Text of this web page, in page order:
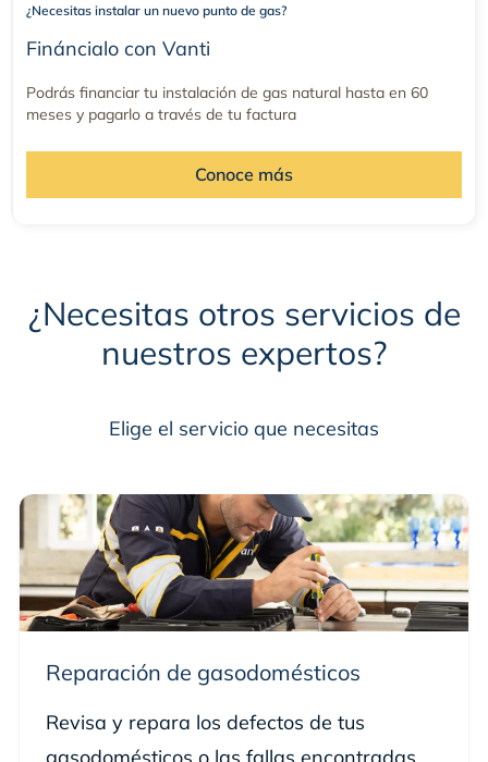
¿Necesitas instalar un nuevo punto de gas?
Fináncialo con Vanti
Podrás financiar tu instalación de gas natural hasta en 60
meses y pagarlo a través de tu factura
Conoce más
¿Necesitas otros servicios de
nuestros expertos?
Elige el servicio que necesitas
Reparación de gasodomésticos
Revisa y repara los defectos de tus
gasodomésticos o las fallas encontradas